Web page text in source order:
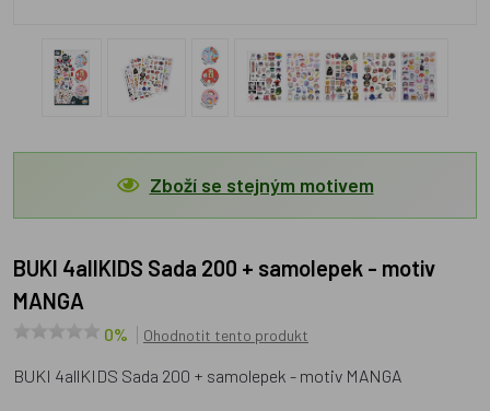
Zboží se stejným motivem
BUKI 4allKIDS Sada 200 + samolepek - motiv
MANGA
0% Ohodnotit tento produkt
BUKI 4allKIDS Sada 200 + samolepek - motiv MANGA